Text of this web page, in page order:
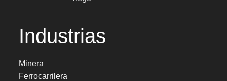
Industrias
Minera
Ferrocarrilera